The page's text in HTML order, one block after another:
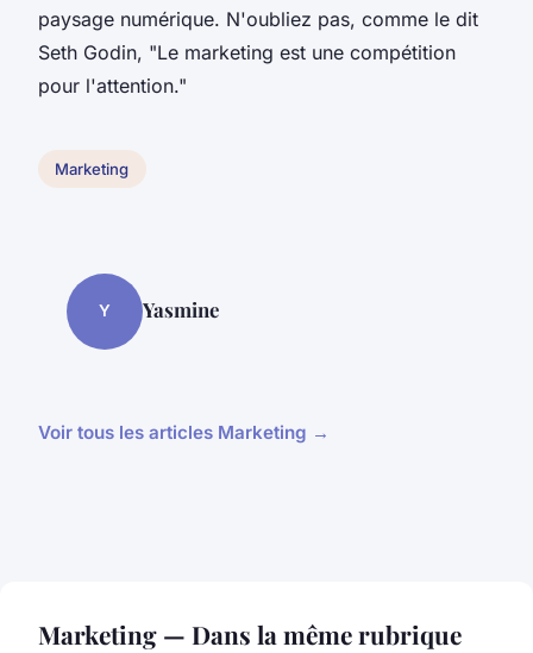
paysage numérique. N'oubliez pas, comme le dit
Seth Godin, "Le marketing est une compétition
pour l'attention."
Marketing
Y Yasmine
Voir tous les articles Marketing →
Marketing — Dans la même rubrique